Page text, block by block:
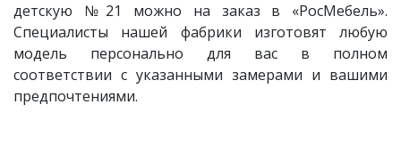
детскую №21 можно на заказ в «РосМебель».
Специалисты нашей фабрики изготовят любую
модель персонально для вас в полном
соответствии с указанными замерами и вашими
предпочтениями.